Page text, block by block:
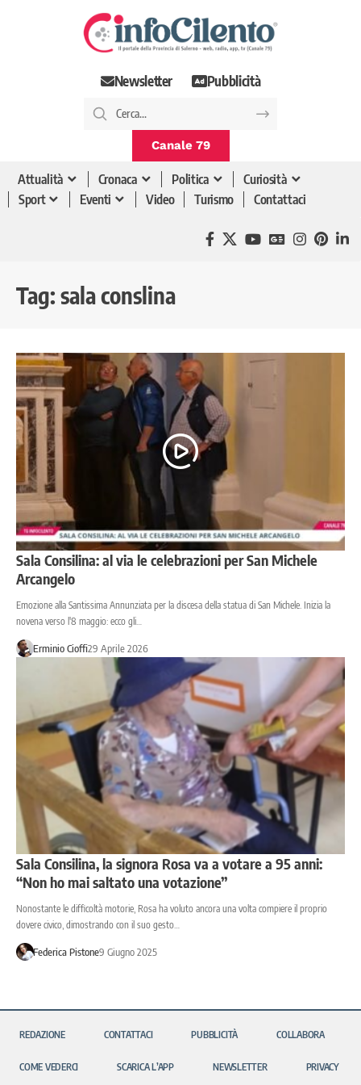
Newsletter Pubblicità
Canale 79
Attualità Cronaca Politica
Curiosità
Sport
Eventi Video Turismo Contattaci
Tag: sala conslina
Sala Consilina: al via le celebrazioni per San Michele
Arcangelo
Emozione alla Santissima Annunziata per la discesa della statua di San Michele. Inizia la
novena verso l'8 maggio: ecco gli…
Erminio Cioffi29 Aprile 2026
Sala Consilina, la signora Rosa va a votare a 95 anni:
“Non ho mai saltato una votazione”
Nonostante le difficoltà motorie, Rosa ha voluto ancora una volta compiere il proprio
dovere civico, dimostrando con il suo gesto…
Federica Pistone9 Giugno 2025
REDAZIONE CONTATTACI PUBBLICITÀ COLLABORA
COME VEDERCI SCARICA L’APP NEWSLETTER PRIVACY